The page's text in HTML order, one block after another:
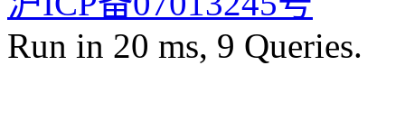
Run in 20 ms, 9 Queries.